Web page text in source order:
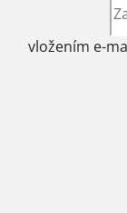
vložením e-